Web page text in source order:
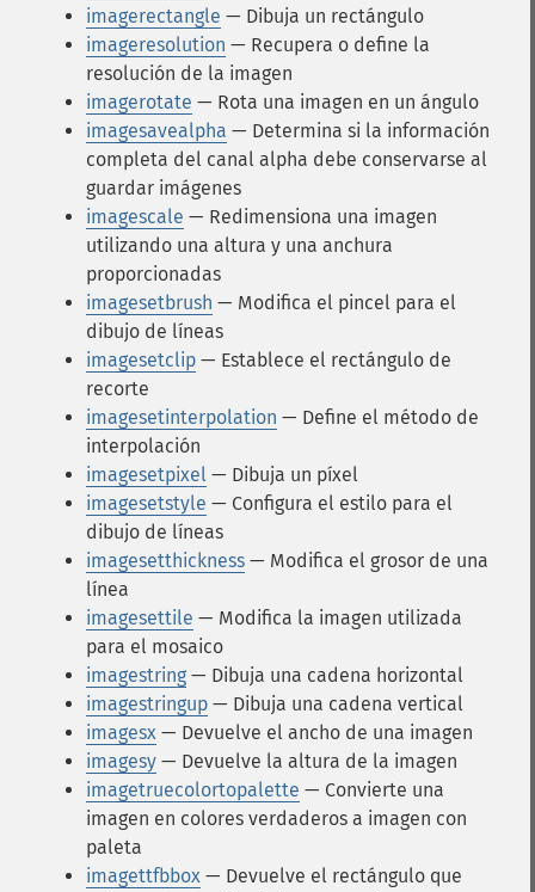
imagerectangle — Dibuja un rectángulo
imageresolution — Recupera o define la
resolución de la imagen
imagerotate — Rota una imagen en un ángulo
imagesavealpha — Determina si la información
completa del canal alpha debe conservarse al
guardar imágenes
imagescale — Redimensiona una imagen
utilizando una altura y una anchura
proporcionadas
imagesetbrush — Modifica el pincel para el
dibujo de líneas
imagesetclip — Establece el rectángulo de
recorte
imagesetinterpolation — Define el método de
interpolación
imagesetpixel — Dibuja un píxel
imagesetstyle — Configura el estilo para el
dibujo de líneas
imagesetthickness — Modifica el grosor de una
línea
imagesettile — Modifica la imagen utilizada
para el mosaico
imagestring — Dibuja una cadena horizontal
imagestringup — Dibuja una cadena vertical
imagesx — Devuelve el ancho de una imagen
imagesy — Devuelve la altura de la imagen
imagetruecolortopalette — Convierte una
imagen en colores verdaderos a imagen con
paleta
imagettfbbox — Devuelve el rectángulo que